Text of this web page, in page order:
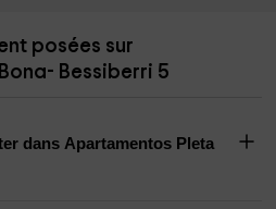
posées sur
Bessiberri 5
dans Apartamentos Pleta